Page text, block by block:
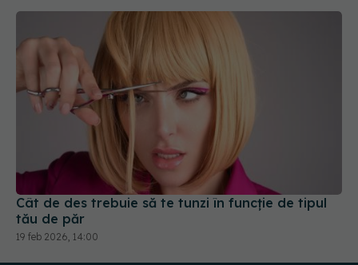
Cât de des trebuie să te tunzi în funcție de tipul
19 feb 2026, 14:00